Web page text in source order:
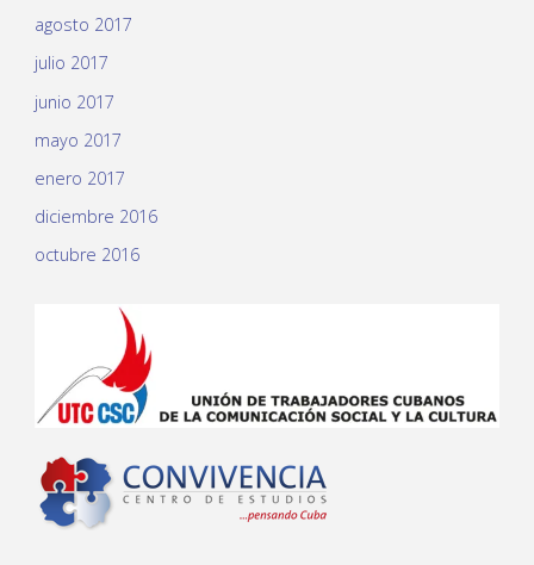
agosto 2017
julio 2017
junio 2017
mayo 2017
enero 2017
diciembre 2016
octubre 2016